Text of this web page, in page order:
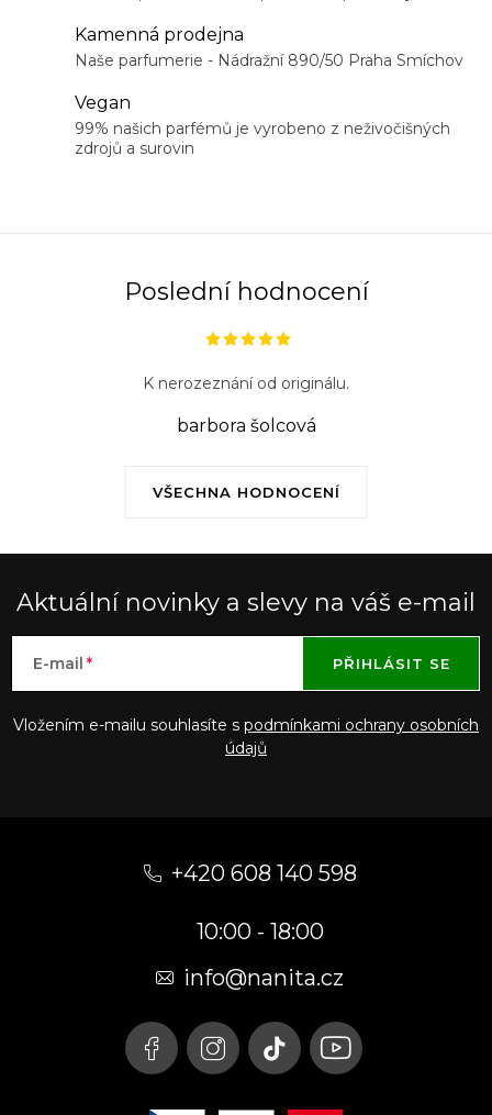
Kamenná prodejna
Naše parfumerie - Nádražní 890/50 Praha Smíchov
Vegan
99% našich parfémů je vyrobeno z neživočišných
zdrojů a surovin
Poslední hodnocení
VŠECHNA HODNOCENÍ
K nerozeznání od originálu.
barbora šolcová
Aktuální novinky a slevy na váš e-mail
E-mail
Vložením e-mailu souhlasíte s podmínkami ochrany osobních
údajů
PŘIHLÁSIT SE
+420 608 140 598
10:00 - 18:00
info@nanita.cz